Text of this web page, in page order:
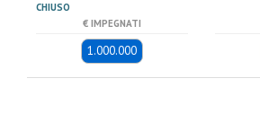
CHIUSO
€ IMPEGNATI
1.000.000